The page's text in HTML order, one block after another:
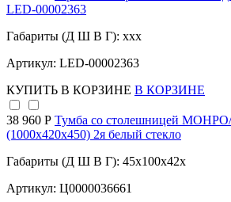
LED-00002363
Габариты (Д Ш В Г): xxx
Артикул: LED-00002363
КУПИТЬ В КОРЗИНЕ В КОРЗИНЕ
38 960 Р Тумба со столешницей
(1000х420х450) 2я белый стекло
Габариты (Д Ш В Г): 45x100x42x
Артикул: Ц0000036661